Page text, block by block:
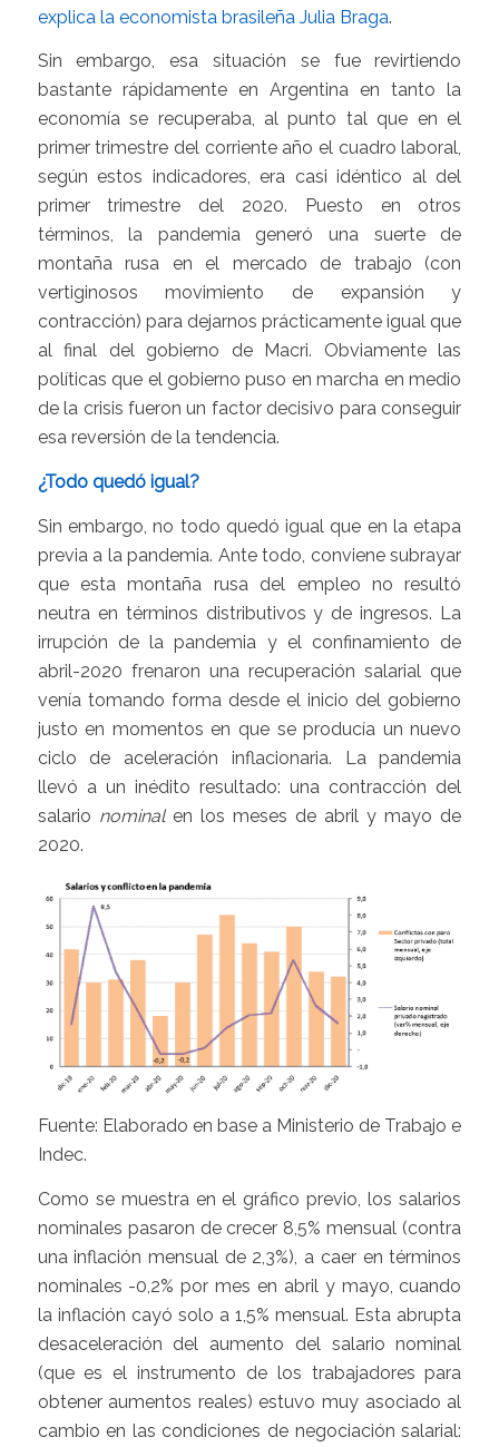
explica la economista brasileña Julia Braga.
Sin embargo, esa situación se fue revirtiendo
bastante rápidamente en Argentina en tanto la
economía se recuperaba, al punto tal que en el
primer trimestre del corriente año el cuadro laboral,
según estos indicadores, era casi idéntico al del
primer trimestre del 2020. Puesto en otros
términos, la pandemia generó una suerte de
montaña rusa en el mercado de trabajo (con
vertiginosos movimiento de expansión y
contracción) para dejarnos prácticamente igual que
al final del gobierno de Macri. Obviamente las
políticas que el gobierno puso en marcha en medio
de la crisis fueron un factor decisivo para conseguir
esa reversión de la tendencia.
¿Todo quedó igual?
Sin embargo, no todo quedó igual que en la etapa
previa a la pandemia. Ante todo, conviene subrayar
que esta montaña rusa del empleo no resultó
neutra en términos distributivos y de ingresos. La
irrupción de la pandemia y el confinamiento de
abril-2020 frenaron una recuperación salarial que
venía tomando forma desde el inicio del gobierno
justo en momentos en que se producía un nuevo
ciclo de aceleración inflacionaria. La pandemia
llevó a un inédito resultado: una contracción del
salario nominalen los meses de abril y mayo de
2020.
Fuente: Elaborado en base a Ministerio de Trabajo e
Indec.
Como se muestra en el gráfico previo, los salarios
nominales pasaron de crecer 8,5% mensual (contra
una inflación mensual de 2,3%), a caer en términos
nominales -0,2% por mes en abril y mayo, cuando
la inflación cayó solo a 1,5% mensual. Esta abrupta
desaceleración del aumento del salario nominal
(que es el instrumento de los trabajadores para
obtener aumentos reales) estuvo muy asociado al
cambio en las condiciones de negociación salarial: